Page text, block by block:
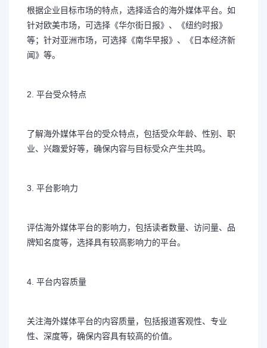
根据企业目标市场的特点，选择适合的海外媒体平台。如
针对欧美市场，可选择《华尔街日报》、《纽约时报》
等；针对亚洲市场，可选择《南华早报》、《日本经济新
闻》等。
2. 平台受众特点
了解海外媒体平台的受众特点，包括受众年龄、性别、职
业、兴趣爱好等，确保内容与目标受众产生共鸣。
3. 平台影响力
评估海外媒体平台的影响力，包括读者数量、访问量、品
牌知名度等，选择具有较高影响力的平台。
4. 平台内容质量
关注海外媒体平台的内容质量，包括报道客观性、专业
性、深度等，确保内容具有较高的价值。